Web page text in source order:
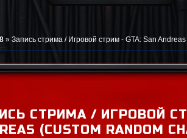
» Запись стрима / Игровой стрим - GTA: San
СТРИМА / ИГРОВОЙ
(CUSTOM RANDOM